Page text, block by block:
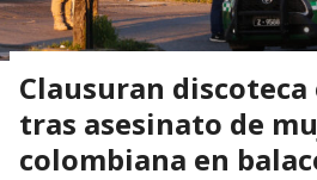
Clausuran discoteca
tras asesinato de
colombiana en